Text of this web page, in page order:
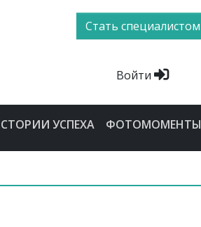
Стать специалистом
Войти
УСПЕХА ФОТОМОМЕНТЫ